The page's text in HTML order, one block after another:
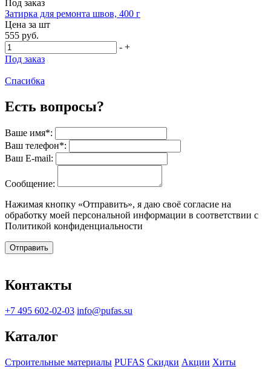
Под заказ
Затирка для ремонта швов, 400 г
Цена за шт
555 руб.
- +
Под заказ
Спасибка
Есть вопросы?
Ваше имя*:
Ваш телефон*:
Ваш E-mail:
Сообщение:
Нажимая кнопку «Отправить», я даю своё согласие на
обработку моей персональной информации в соответствии с
Политикой конфиденциальности
Отправить
Контакты
+7 495 602-02-03 info@pufas.su
Каталог
Строительные материалы PUFAS Скидки Акции Хиты